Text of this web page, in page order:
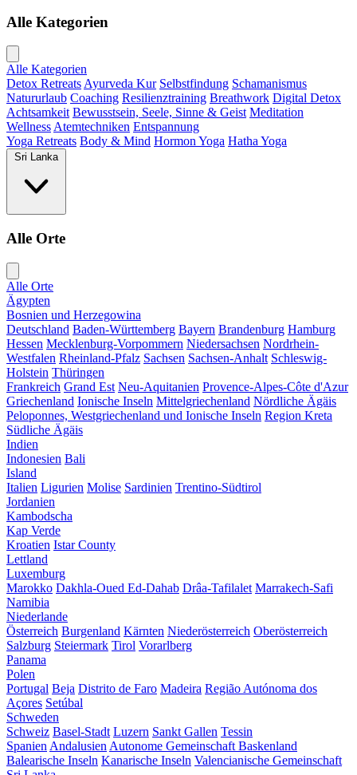
Alle Kategorien
Alle Kategorien
Detox Retreats Ayurveda Kur Selbstfindung Schamanismus
Natururlaub Coaching Resilienztraining Breathwork Digital Detox
Achtsamkeit Bewusstsein, Seele, Sinne & Geist Meditation
Wellness Atemtechniken Entspannung
Yoga Retreats Body & Mind Hormon Yoga Hatha Yoga
Sri Lanka
Alle Orte
Alle Orte
Ägypten
Bosnien und Herzegowina
Deutschland Baden-Württemberg Bayern Brandenburg Hamburg
Hessen Mecklenburg-Vorpommern Niedersachsen Nordrhein-
Westfalen Rheinland-Pfalz Sachsen Sachsen-Anhalt Schleswig-
Holstein Thüringen
Frankreich Grand Est Neu-Aquitanien Provence-Alpes-Côte d'Azur
Griechenland Ionische Inseln Mittelgriechenland Nördliche Ägäis
Peloponnes, Westgriechenland und Ionische Inseln Region Kreta
Südliche Ägäis
Indien
Indonesien Bali
Island
Italien Ligurien Molise Sardinien Trentino-Südtirol
Jordanien
Kambodscha
Kap Verde
Kroatien Istar County
Lettland
Luxemburg
Marokko Dakhla-Oued Ed-Dahab Drâa-Tafilalet Marrakech-Safi
Namibia
Niederlande
Österreich Burgenland Kärnten Niederösterreich Oberösterreich
Salzburg Steiermark Tirol Vorarlberg
Panama
Polen
Portugal Beja Distrito de Faro Madeira Região Autónoma dos
Açores Setúbal
Schweden
Schweiz Basel-Stadt Luzern Sankt Gallen Tessin
Spanien Andalusien Autonome Gemeinschaft Baskenland
Balearische Inseln Kanarische Inseln Valencianische Gemeinschaft